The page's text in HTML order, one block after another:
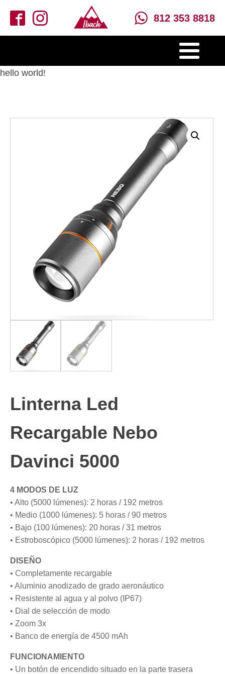
812 353 8818
hello world!
Linterna Led
Recargable Nebo
Davinci 5000
4 MODOS DE LUZ
• Alto (5000 lúmenes): 2 horas / 192 metros
• Medio (1000 lúmenes): 5 horas / 90 metros
• Bajo (100 lúmenes): 20 horas / 31 metros
• Estroboscópico (5000 lúmenes): 2 horas / 192 metros
DISEÑO
• Completamente recargable
• Aluminio anodizado de grado aeronáutico
• Resistente al agua y al polvo (IP67)
• Dial de selección de modo
• Zoom 3x
• Banco de energía de 4500 mAh
FUNCIONAMIENTO
• Un botón de encendido situado en la parte trasera